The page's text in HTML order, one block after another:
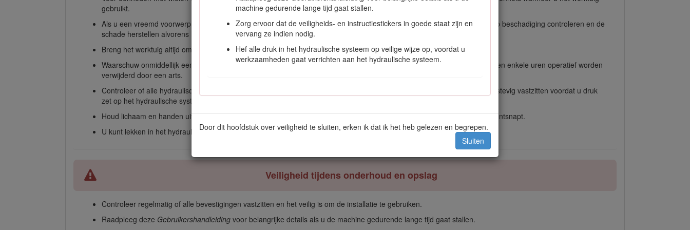
machine gedurende lange tijd gaat stallen.
Zorg ervoor dat de veiligheids- en instructiestickers in goede staat zijn en
vervang ze indien nodig.
Hef alle druk in het hydraulische systeem op veilige wijze op, voordat u
werkzaamheden gaat verrichten aan het hydraulische systeem.
Door dit hoofdstuk over veiligheid te sluiten, erken ik dat ik het heb gelezen en begrepen.
Sluiten
gebruikt.
Als u een vreemd voorwerp hebt geraakt, moet u de motor uitschakelen, het sleuteltje verwijderen, het werktuig grondig op beschadiging controleren en de
schade herstellen alvorens het werktuig opnieuw te starten en te gebruiken.
Breng het werktuig altijd omlaag wanneer u de machine uitschakelt of de bestuurderspositie verlaat.
Waarschuw onmiddellijk een arts als er hydraulische vloeistof is geïnjecteerd in de huid. Geïnjecteerde vloeistof moet binnen enkele uren operatief worden
verwijderd door een arts.
Controleer of alle hydraulische slangen en leidingen in goede staat verkeren en alle hydraulische aansluitingen en fittings stevig vastzitten voordat u druk
zet op het hydraulische systeem.
Houd lichaam en handen uit de buurt van kleine lekgaten of spuitmonden waaruit onder hoge druk hydraulische vloeistof ontsnapt.
U kunt lekken in het hydraulische systeem opsporen met behulp van karton of papier.
Veiligheid tijdens onderhoud en opslag
Controleer regelmatig of alle bevestigingen vastzitten en het veilig is om de installatie te gebruiken.
Raadpleeg deze Gebruikershandleiding voor belangrijke details als u de machine gedurende lange tijd gaat stallen.